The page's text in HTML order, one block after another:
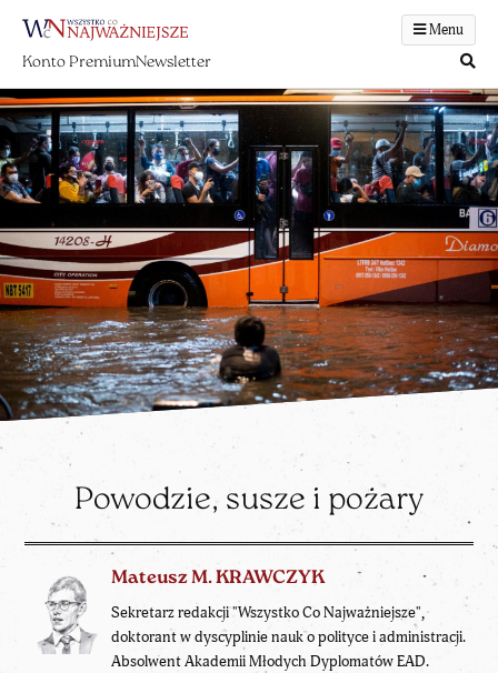
Menu
Konto PremiumNewsletter
Powodzie, susze i pożary
Mateusz M. KRAWCZYK
Sekretarz redakcji "Wszystko Co Najważniejsze",
doktorant w dyscyplinie nauk o polityce i administracji.
Absolwent Akademii Młodych Dyplomatów EAD.